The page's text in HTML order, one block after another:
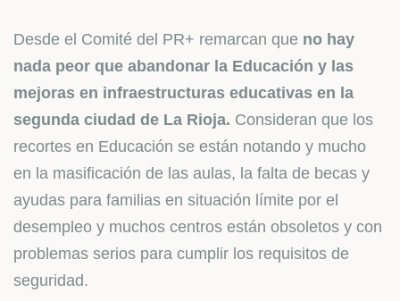
Desde el Comité del PR+ remarcan que no hay
nada peor que abandonar la Educación y las
mejoras en infraestructuras educativas en la
segunda ciudad de La Rioja. Consideran que los
recortes en Educación se están notando y mucho
en la masificación de las aulas, la falta de becas y
ayudas para familias en situación límite por el
desempleo y muchos centros están obsoletos y con
problemas serios para cumplir los requisitos de
seguridad.